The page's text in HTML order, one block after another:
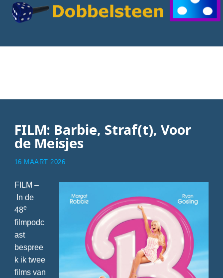
FILM: Barbie, Straf(t), Voor
de Meisjes
16 MAART 2026
FILM –
In de
48e
filmpodc
ast
bespree
k ik twee
films van